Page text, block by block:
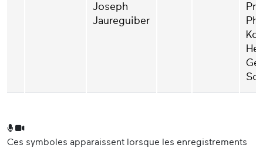
Joseph
Jaureguiber
Ces symboles apparaissent lorsque les enregistrements